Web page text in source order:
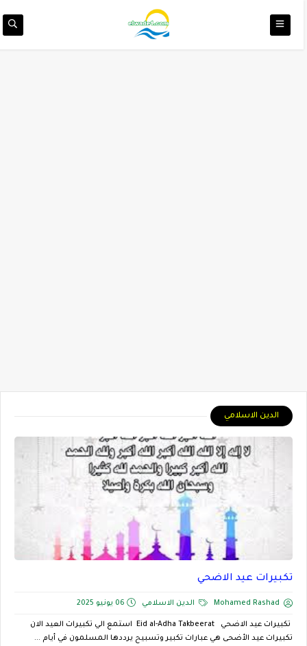
الدين الاسلامي
تكبيرات عيد الاضحي
Mohamed Rashad الدين الاسلامي 06 يونيو 2025
تكبيرات عيد الاضحي Eid al-Adha Takbeerat استمع الي تكبيرات العيد الان
تكبيرات عيد الأضحى هي عبارات تكبير وتسبيح يرددها المسلمون في أيام ...